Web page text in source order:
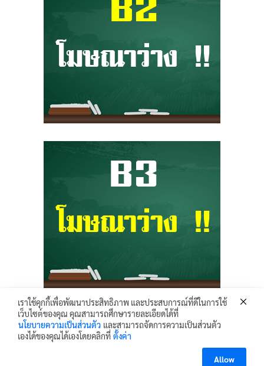
Krunhongonline.com © 2017 - All Rights Reserved.
ครูหน่องออนไลน์ เว็บไซต์ข้อมูล ข่าวสาร เพื่อการเผยแพร่ความรู้ ด้านการศึกษา
เราใช้คุกกี้เพื่อพัฒนาประสิทธิภาพ และประสบการณ์ที่ดีในการใช้
เว็บไซต์ของคุณ คุณสามารถศึกษารายละเอียดได้ที่
นโยบายความเป็นส่วนตัว และสามารถจัดการความเป็นส่วนตัว
เองได้ของคุณได้เองโดยคลิกที่ ตั้งค่า
Allow